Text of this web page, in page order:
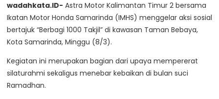
wadahkata.ID- Astra Motor Kalimantan Timur 2 bersama
Ikatan Motor Honda Samarinda (IMHS) menggelar aksi sosial
bertajuk “Berbagi 1000 Takjil” di kawasan Taman Bebaya,
Kota Samarinda, Minggu (8/3).
Kegiatan ini merupakan bagian dari upaya mempererat
silaturahmi sekaligus menebar kebaikan di bulan suci
Ramadhan.